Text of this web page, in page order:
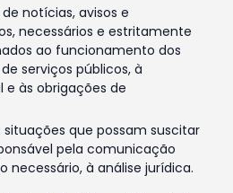
notícias, avisos e
necessários e estritamente
ao funcionamento dos
serviços públicos, à
às obrigações de
situações que possam suscitar
pela comunicação
necessário, à análise jurídica.